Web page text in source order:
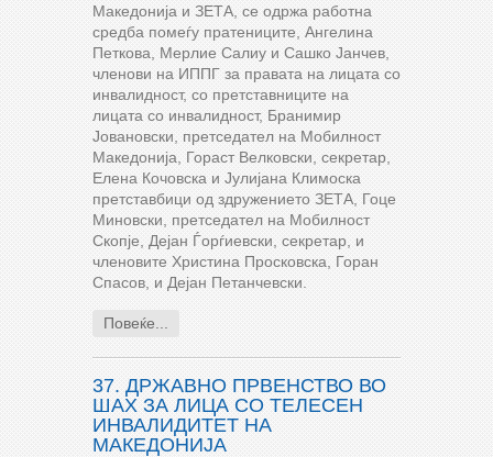
Македонија и ЗЕТА, се одржа работна
средба помеѓу пратениците, Ангелина
Петкова, Мерлие Салиу и Сашко Јанчев,
членови на ИППГ за правата на лицата со
инвалидност, со претставниците на
лицата со инвалидност, Бранимир
Јовановски, претседател на Мобилност
Македонија, Гораст Велковски, секретар,
Елена Кочовска и Јулијана Климоска
претставбици од здружението ЗЕТА, Гоце
Миновски, претседател на Мобилност
Скопје, Дејан Ѓорѓиевски, секретар, и
членовите Христина Просковска, Горан
Спасов, и Дејан Петанчевски.
Повеќе...
37. ДРЖАВНО ПРВЕНСТВО ВО
ШАХ ЗА ЛИЦА СО ТЕЛЕСЕН
ИНВАЛИДИТЕТ НА
МАКЕДОНИЈА